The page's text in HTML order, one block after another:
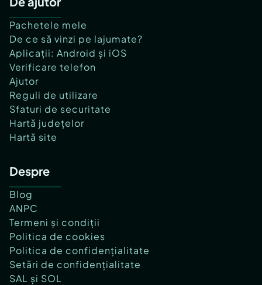
Pachetele mele
De ce să vinzi pe lajumate?
Aplicații: Android și iOS
Verificare telefon
Ajutor
Reguli de utilizare
Sfaturi de securitate
Hartă județelor
Hartă site
Despre
Blog
ANPC
Termeni și condiții
Politica de cookies
Politica de confidențialitate
Setări de confidențialitate
SAL și SOL